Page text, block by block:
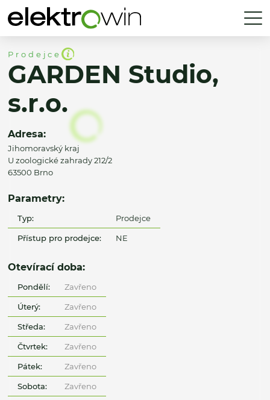
Prodejce
GARDEN Studio,
s.r.o.
Adresa:
Jihomoravský kraj
U zoologické zahrady 212/2
63500 Brno
Parametry:
Typ: Prodejce
Přístup pro prodejce: NE
Otevírací doba:
Pondělí: Zavřeno
Úterý: Zavřeno
Středa: Zavřeno
Čtvrtek: Zavřeno
Pátek: Zavřeno
Sobota: Zavřeno